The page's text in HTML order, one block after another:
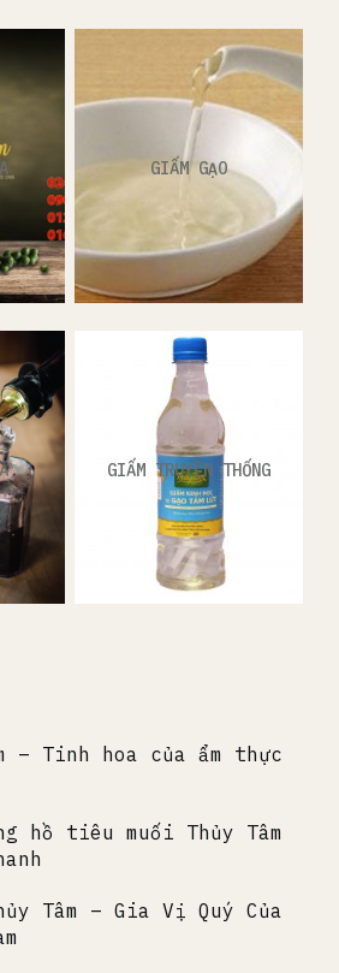
GIẤM GẠO
GIẤM TRUYỀN THỐNG
– Tinh hoa của ẩm thực
hồ tiêu muối Thủy Tâm
Tâm – Gia Vị Quý Của